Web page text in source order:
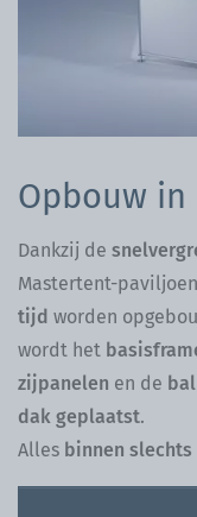
Opbouw in
Dankzij de
Mastertent-
tijd worden
wordt het
zijpanelen en de
dak geplaatst.
Alles binnen slechts